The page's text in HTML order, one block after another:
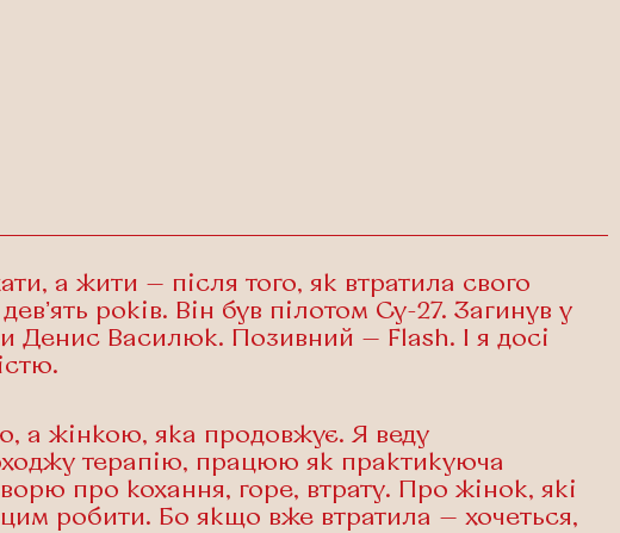
а жити — після того, як втратила свого
років. Він був пілотом Су-27. Загинув у
Денис Василюк. Позивний — Flash. І я досі
а жінкою, яка продовжує. Я веду
терапію, працюю як практикуюча
про кохання, горе, втрату. Про жінок, які
робити. Бо якщо вже втратила — хочеться,